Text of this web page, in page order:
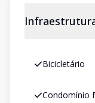
Bicicletário
Condomínio